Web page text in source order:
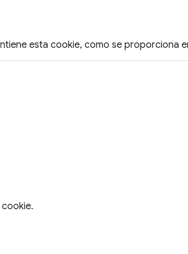
esta cookie, como se proporciona